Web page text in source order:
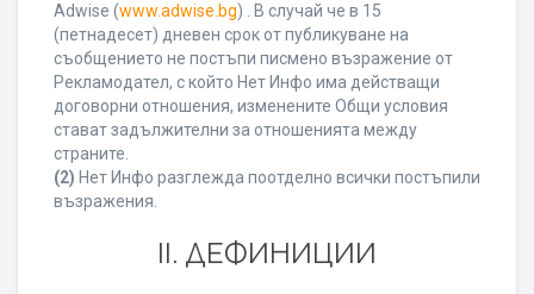
Adwise (www.adwise.bg) . В случай че в 15
(петнадесет) дневен срок от публикуване на
съобщението не постъпи писмено възражение от
Рекламодател, с който Нет Инфо има действащи
договорни отношения, изменените Общи условия
стават задължителни за отношенията между
страните.
(2) Нет Инфо разглежда поотделно всички постъпили
възражения.
ІІ. ДЕФИНИЦИИ